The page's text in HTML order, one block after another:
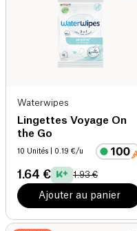
Waterwipes
Lingettes Voyage On
the Go
10 Unités | 0.19 €/u
1.64 € 1.93 €
Ajouter au panier